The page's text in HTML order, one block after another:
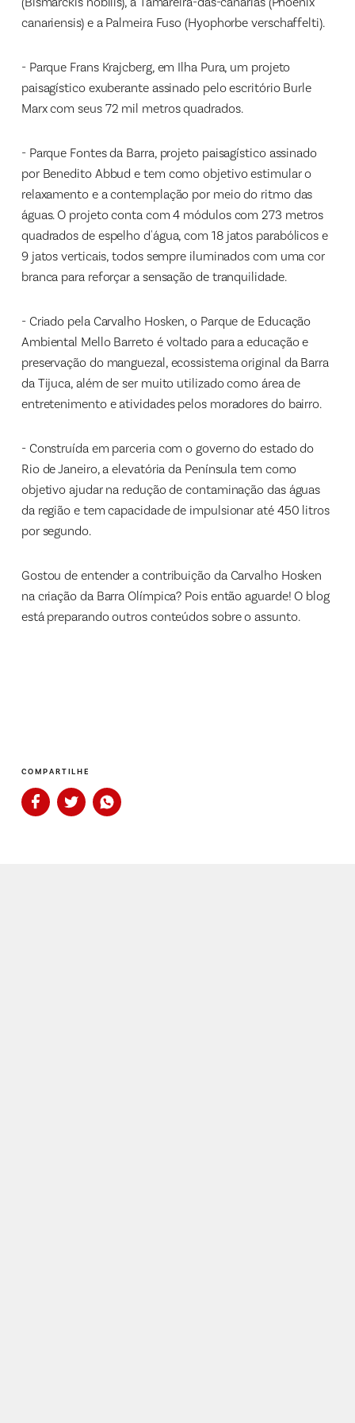
canariensis) e a Palmeira Fuso (Hyophorbe verschaffelti).
- Parque Frans Krajcberg, em Ilha Pura, um projeto
paisagístico exuberante assinado pelo escritório Burle
Marx com seus 72 mil metros quadrados.
- Parque Fontes da Barra, projeto paisagístico assinado
por Benedito Abbud e tem como objetivo estimular o
relaxamento e a contemplação por meio do ritmo das
águas. O projeto conta com 4 módulos com 273 metros
quadrados de espelho d'água, com 18 jatos parabólicos e
9 jatos verticais, todos sempre iluminados com uma cor
branca para reforçar a sensação de tranquilidade.
- Criado pela Carvalho Hosken, o Parque de Educação
Ambiental Mello Barreto é voltado para a educação e
preservação do manguezal, ecossistema original da Barra
da Tijuca, além de ser muito utilizado como área de
entretenimento e atividades pelos moradores do bairro.
- Construída em parceria com o governo do estado do
Rio de Janeiro, a elevatória da Península tem como
objetivo ajudar na redução de contaminação das águas
da região e tem capacidade de impulsionar até 450 litros
por segundo.
Gostou de entender a contribuição da Carvalho Hosken
na criação da Barra Olímpica? Pois então aguarde! O blog
está preparando outros conteúdos sobre o assunto.
COMPARTILHE